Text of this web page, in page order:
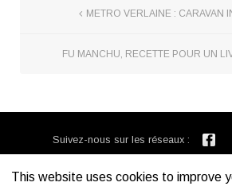
METRO VERLAINE : CARAVAN
FU MANCHU, RECETTE POUR UN
Suivez-nous sur les réseaux :
This website uses cookies to improve